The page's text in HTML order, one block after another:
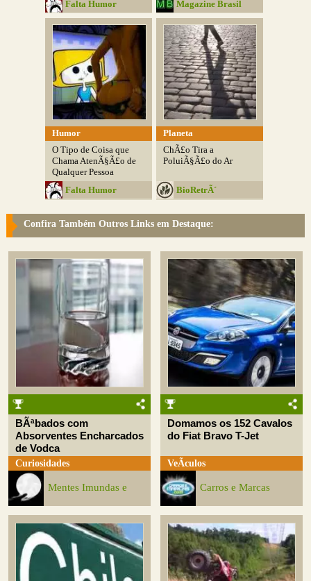
Falta Humor
Magazine Brasil
Humor
O Tipo de Coisa que
Chama AtenÃ§Ã£o de
Qualquer Pessoa
Falta Humor
Planeta
ChÃ£o Tira a
PoluiÃ§Ã£o do Ar
BioRetrÃ´
Confira Também Outros Links em Destaque:
BÃªbados com
Absorventes Encharcados
de Vodca
Curiosidades
Mentes Imundas e
Domamos os 152 Cavalos
do Fiat Bravo T-Jet
VeÃ­culos
Carros e Marcas